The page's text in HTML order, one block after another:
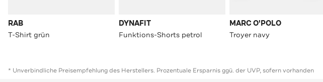
RAB
T-Shirt grün
DYNAFIT
Funktions-Shorts petrol
MARC O'POLO
Troyer navy
* Unverbindliche Preisempfehlung des Herstellers. Prozentuale Ersparnis ggü. der UVP, sofern vorhanden